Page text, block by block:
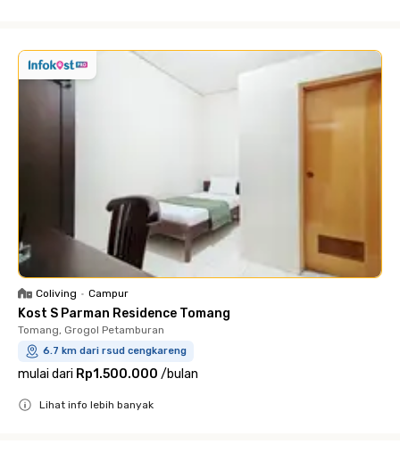
Coliving • Campur
Kost S Parman Residence Tomang
Tomang, Grogol Petamburan
6.7 km dari rsud cengkareng
mulai dari Rp1.500.000 /bulan
Lihat info lebih banyak